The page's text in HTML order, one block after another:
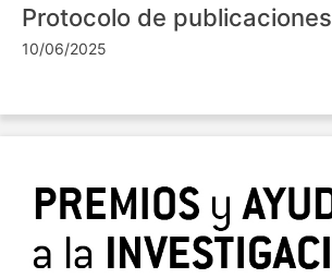
Protocolo de publicaciones
10/06/2025